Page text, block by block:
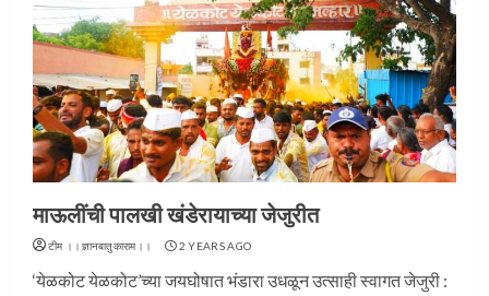
माऊलींची पालखी खंडेरायाच्या जेजुरीत
टीम ।।ज्ञानबातुकाराम।। 2 YEARS AGO
‘येळकोट येळकोट’च्या जयघोषात भंडारा उधळून उत्साही स्वागत जेजुरी :